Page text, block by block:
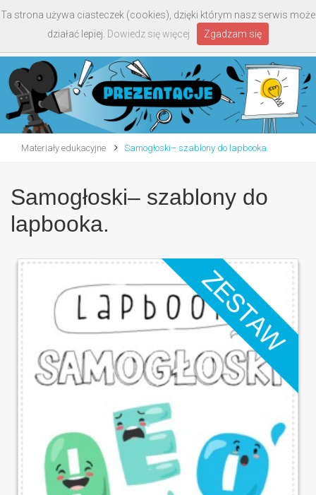
Materiały edukacyjne Samogłoski– szablony do lapbooka.
Samogłoski– szablony do
lapbooka.
Ta strona używa ciasteczek (cookies), dzięki którym nasz serwis może
działać lepiej. Dowiedz się więcej Zgadzam się